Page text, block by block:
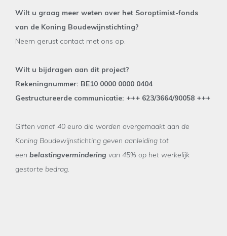
Wilt u graag meer weten over het Soroptimist-fonds
van de Koning Boudewijnstichting?
Neem gerust contact met ons op.
Wilt u bijdragen aan dit project?
Rekeningnummer: BE10 0000 0000 0404
Gestructureerde communicatie: +++ 623/3664/90058 +++
Giften vanaf 40 euro die worden overgemaakt aan de
Koning Boudewijnstichting geven aanleiding tot
een belastingvermindering van 45% op het werkelijk
gestorte bedrag.